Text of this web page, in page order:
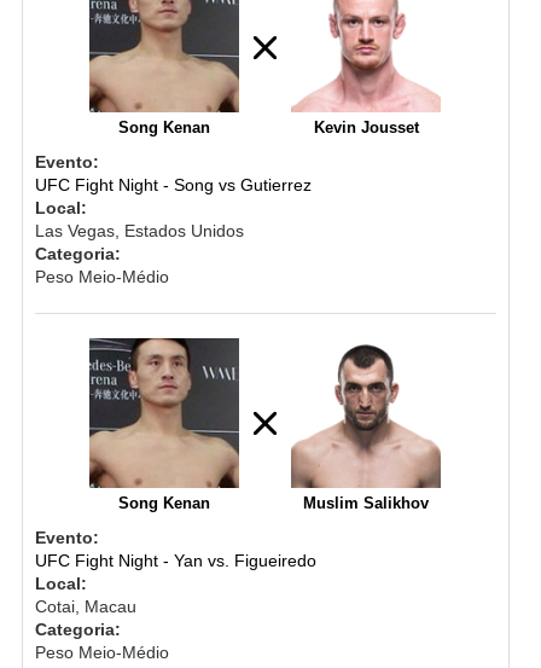
Song Kenan Kevin Jousset
Evento:
UFC Fight Night - Song vs Gutierrez
Local:
Las Vegas, Estados Unidos
Categoria:
Peso Meio-Médio
Song Kenan Muslim Salikhov
Evento:
UFC Fight Night - Yan vs. Figueiredo
Local:
Cotai, Macau
Categoria:
Peso Meio-Médio